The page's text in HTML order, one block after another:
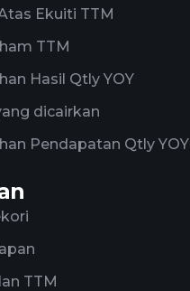
Ekuiti TTM
TTM
Hasil Qtly YOY
dicairkan
Pendapatan Qtly YOY
TTM